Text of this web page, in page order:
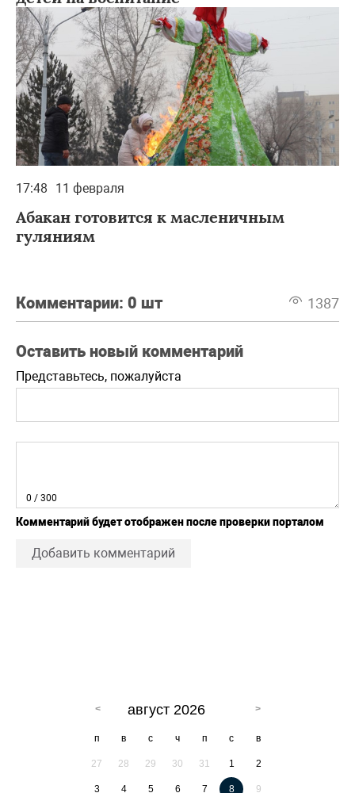
17:48 11 февраля
Абакан готовится к масленичным
гуляниям
Комментарии: 0 шт 1387
Оставить новый комментарий
Представьтесь, пожалуйста
0 / 300
Комментарий будет отображен после проверки порталом
Добавить комментарий
август 2026
п в с ч п с в
27 28 29 30 31 1 2
3 4 5 6 7 8 9